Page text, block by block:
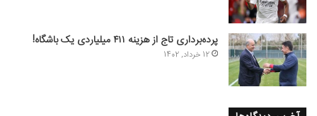
پرده‌برداری تاج از هزینه ۴۱۱ میلیاردی یک باشگاه!
12 خرداد, 1402